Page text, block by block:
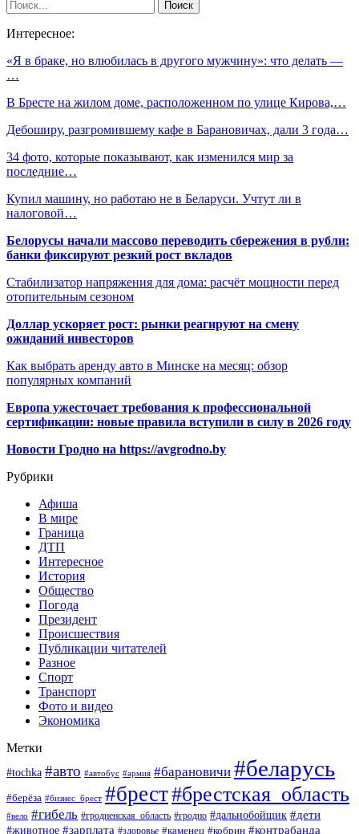
Интересное:
«Я в браке, но влюбилась в другого мужчину»: что делать —
…
В Бресте на жилом доме, расположенном по улице Кирова,…
Дебоширу, разгромившему кафе в Барановичах, дали 3 года…
34 фото, которые показывают, как изменился мир за
последние…
Купил машину, но работаю не в Беларуси. Учтут ли в
налоговой…
Белорусы начали массово переводить сбережения в рубли:
банки фиксируют резкий рост вкладов
Стабилизатор напряжения для дома: расчёт мощности перед
отопительным сезоном
Доллар ускоряет рост: рынки реагируют на смену
ожиданий инвесторов
Как выбрать аренду авто в Минске на месяц: обзор
популярных компаний
Европа ужесточает требования к профессиональной
сертификации: новые правила вступили в силу в 2026 году
Новости Гродно на https://avgrodno.by
Рубрики
Афиша
В мире
Граница
ДТП
Интересное
История
Общество
Погода
Президент
Происшествия
Публикации читателей
Разное
Спорт
Транспорт
Фото и видео
Экономика
Метки
#tochka #авто #автобус #армия #барановичи #беларусь
#берёза #бизнес_брест #брест#брестская_область
#вело #гибель #гродненская_область #гродно #дальнобойщик #дети
#животное #зарплата #здоровье #каменец #кобрин #контрабанда